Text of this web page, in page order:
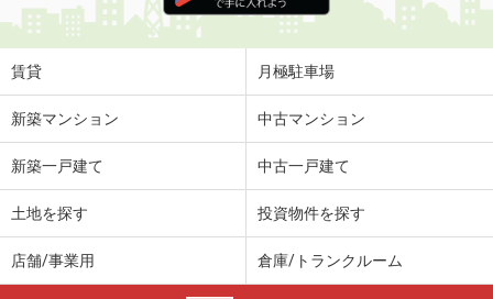
賃貸 月極駐車場
新築マンション 中古マンション
新築一戸建て 中古一戸建て
土地を探す 投資物件を探す
店舗/事業用 倉庫/トランクルーム